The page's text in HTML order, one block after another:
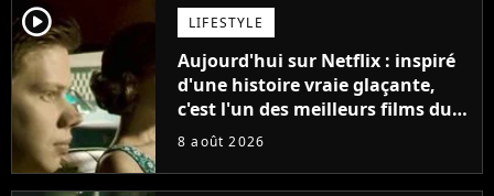
player2 LIFESTYLE
Aujourd'hui sur Netflix : inspiré
d'une histoire vraie glaçante,
c'est l'un des meilleurs films du
21ème siècle
8 août 2026